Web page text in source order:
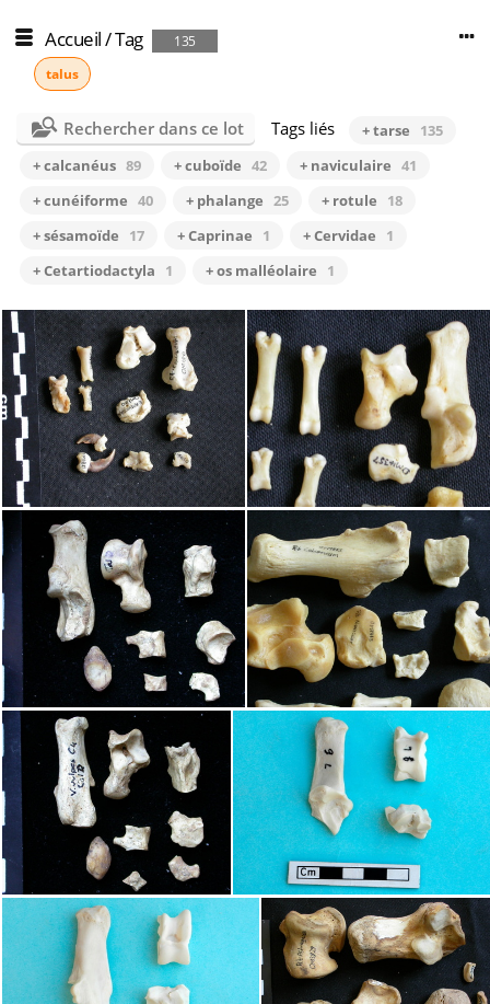
Accueil/Tag
135
talus
Rechercher dans ce lot Tags liés + tarse
135
+ calcanéus 89 + cuboïde 42 + naviculaire 41
+ cunéiforme 40 + phalange 25 + rotule
18
+ sésamoïde
17 + Caprinae 1 + Cervidae
1
+ Cetartiodactyla
1 + os malléolaire 1